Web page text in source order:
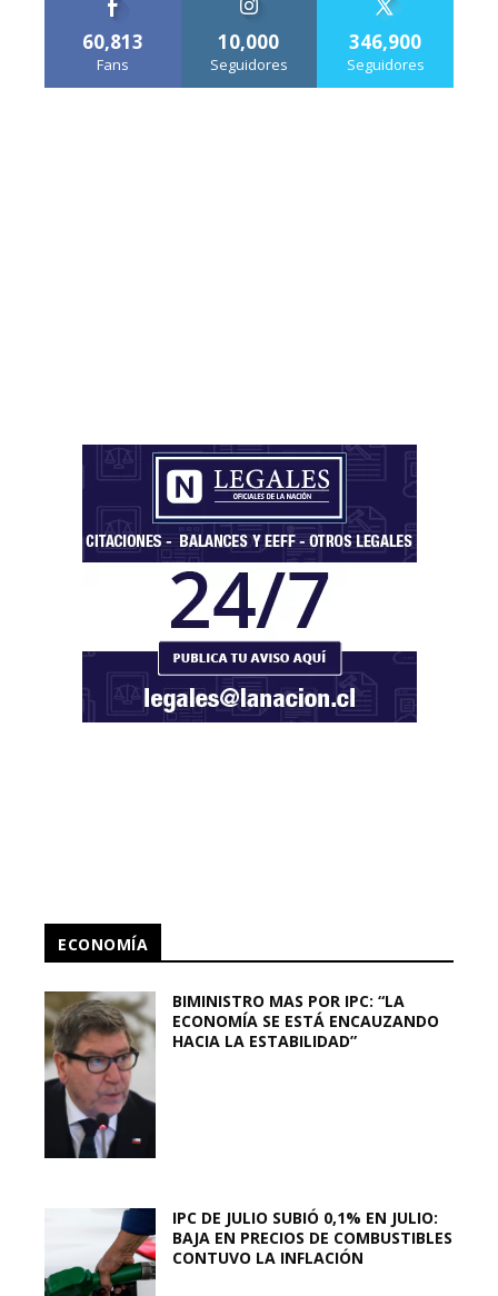
60,813
Fans
10,000
Seguidores
346,900
Seguidores
ECONOMÍA
BIMINISTRO MAS POR IPC: “LA
ECONOMÍA SE ESTÁ ENCAUZANDO
HACIA LA ESTABILIDAD”
IPC DE JULIO SUBIÓ 0,1% EN JULIO:
BAJA EN PRECIOS DE COMBUSTIBLES
CONTUVO LA INFLACIÓN